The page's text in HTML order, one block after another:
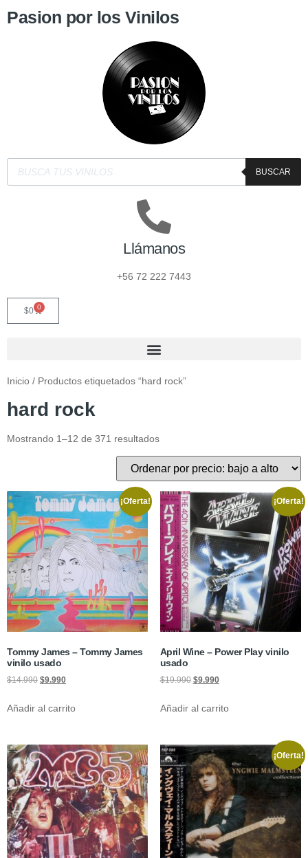
Pasion por los Vinilos
BUSCAR
Llámanos
+56 72 222 7443
$0 0
Inicio / Productos etiquetados “hard rock”
hard rock
Mostrando 1–12 de 371 resultados
¡Oferta!
Tommy James – Tommy James
vinilo usado
$14.990 $9.990
Añadir al carrito
¡Oferta!
April Wine – Power Play vinilo
usado
$19.990 $9.990
Añadir al carrito
¡Oferta!